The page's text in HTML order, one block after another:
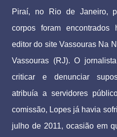
Piraí, no Rio de Janeiro,
corpos foram encontrados
editor do site Vassouras Na
Vassouras (RJ). O
criticar e denunciar
atribuía a servidores
comissão, Lopes já havia
julho de 2011, ocasião em